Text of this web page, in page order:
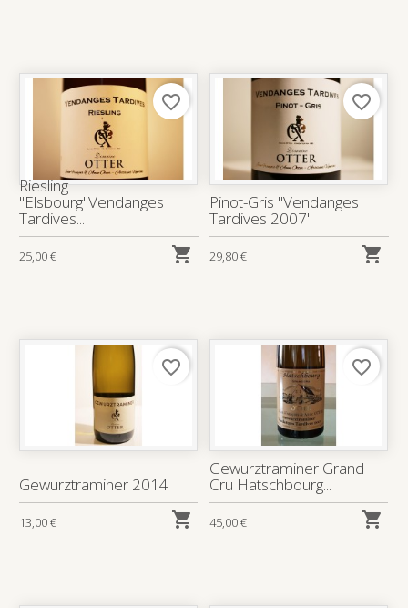
Riesling
"Elsbourg"Vendanges
Tardives...
25,00 € 
favorite_border
Pinot-Gris "Vendanges
Tardives 2007"
29,80 € 
favorite_border
Gewurztraminer 2014
13,00 € 
favorite_border
Gewurztraminer Grand
Cru Hatschbourg...
45,00 € 
favorite_border